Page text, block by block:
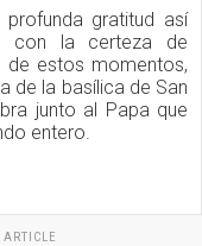
gratitud así
con la certeza de
estos momentos,
de la basílica de San
junto al Papa que
entero.
ARTICLE